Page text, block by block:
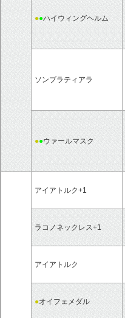
●●ハイウィングヘルム
ソンブラティアラ
●●ウァールマスク
アイアトルク+1
ラコノネックレス+1
アイアトルク
●オイフェメダル